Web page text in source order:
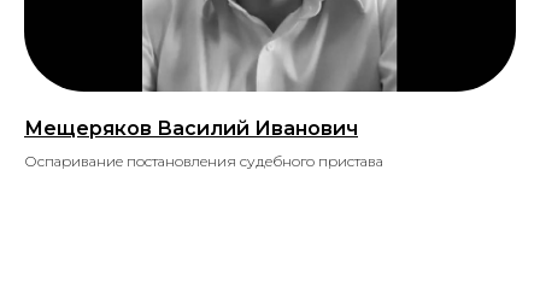
Мещеряков Василий Иванович
Оспаривание постановления судебного пристава